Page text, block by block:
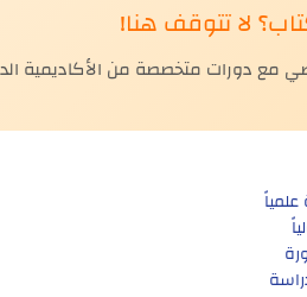
لا تتوقف هنا!
دورات متخصصة من الأكاديمية